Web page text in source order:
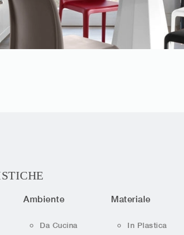
Ambiente
Da Cucina
Materiale
In Plastica